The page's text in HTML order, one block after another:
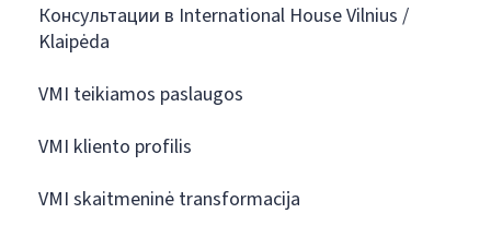
Консультации в International House Vilnius /
Klaipėda
VMI teikiamos paslaugos
VMI kliento profilis
VMI skaitmeninė transformacija